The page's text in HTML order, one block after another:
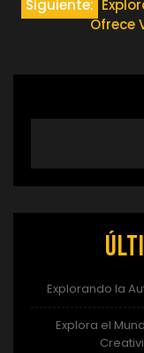
entradas
Siguiente:
Ofrece
Explorando la
Explora el